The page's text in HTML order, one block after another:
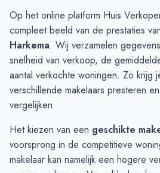
Boelenslaan
€ 3.965
Surhuisterveen
€ 3.607
Augustinusga
Drogeham
€ 3.099
Kootstertille
€ 2.882
Surhuizum
€ 2.648
Op het online platform Huis
compleet beeld van de prestaties
Harkema. Wij verzamelen
snelheid van verkoop, de
aantal verkochte woningen. Zo krijg
verschillende makelaars presteren
vergelijken.
Het kiezen van een geschikte
voorsprong in de competitieve
makelaar kan namelijk een hogere